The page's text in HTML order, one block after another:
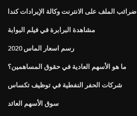
ضرائب الملف على الانترنت وكالة الإيرادات كندا
مشاهدة البرابرة في فيلم البوابة
رسم اسعار الماس 2020
ما هو الأسهم العادية في حقوق المساهمين؟
شركات الحفر النفطية في توظيف تكساس
سوق الأسهم العائد